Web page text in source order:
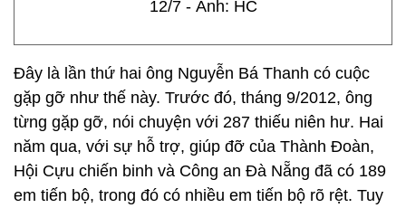
12/7 - Ảnh: HC
Đây là lần thứ hai ông Nguyễn Bá Thanh có cuộc
gặp gỡ như thế này. Trước đó, tháng 9/2012, ông
từng gặp gỡ, nói chuyện với 287 thiếu niên hư. Hai
năm qua, với sự hỗ trợ, giúp đỡ của Thành Đoàn,
Hội Cựu chiến binh và Công an Đà Nẵng đã có 189
em tiến bộ, trong đó có nhiều em tiến bộ rõ rệt. Tuy